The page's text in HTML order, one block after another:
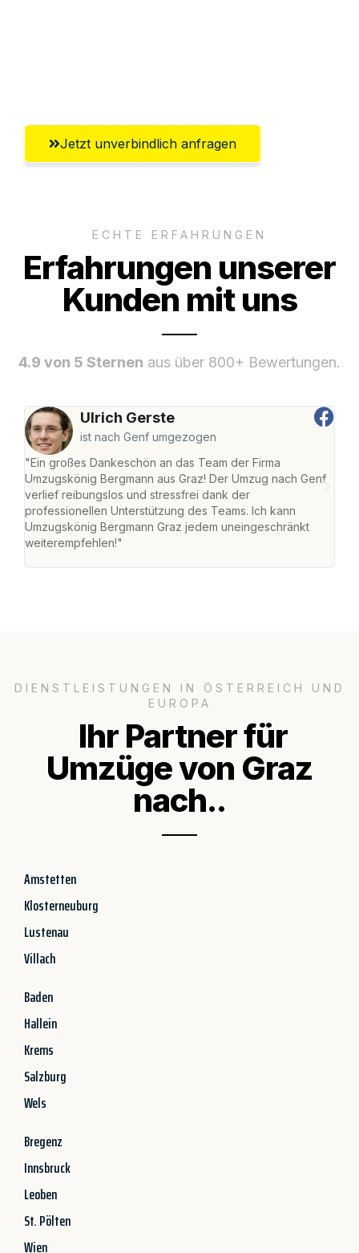
Jetzt unverbindlich anfragen
ECHTE ERFAHRUNGEN
Erfahrungen unserer
Kunden mit uns
4.9 von 5 Sternen aus über 800+ Bewertungen.
Ulrich Gerste
ist nach Genf umgezogen
"Ein großes Dankeschön an das Team der Firma
Umzugskönig Bergmann aus Graz! Der Umzug nach Genf
verlief reibungslos und stressfrei dank der
professionellen Unterstützung des Teams. Ich kann
Umzugskönig Bergmann Graz jedem uneingeschränkt
weiterempfehlen!"
DIENSTLEISTUNGEN IN ÖSTERREICH UND
EUROPA
Ihr Partner für
Umzüge von Graz
nach..
Amstetten
Klosterneuburg
Lustenau
Villach
Baden
Hallein
Krems
Salzburg
Wels
Bregenz
Innsbruck
Leoben
St. Pölten
Wien